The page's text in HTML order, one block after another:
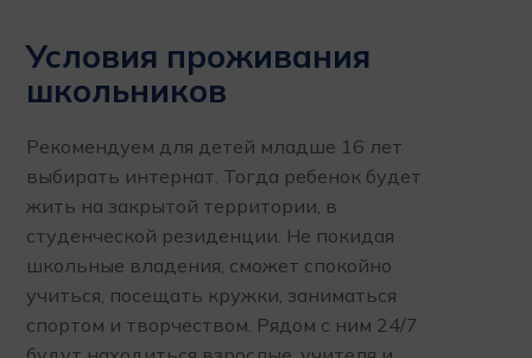
Условия проживания
школьников
Рекомендуем для детей младше 16 лет
выбирать интернат. Тогда ребенок будет
жить на закрытой территории, в
студенческой резиденции. Не покидая
школьные владения, сможет спокойно
учиться, посещать кружки, заниматься
спортом и творчеством. Рядом с ним 24/7